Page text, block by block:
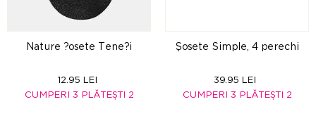
Nature ?osete Tene?i
12.95 LEI
CUMPERI 3 PLĂTEȘTI 2
Şosete Simple, 4 perechi
39.95 LEI
CUMPERI 3 PLĂTEȘTI 2